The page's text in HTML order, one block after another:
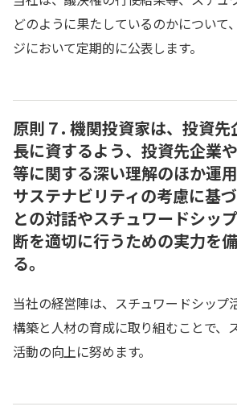
どのように果たしているのかについて
ジにおいて定期的に公表します。
原則７. 機関投資家は、投資
長に資するよう、投資先企業
等に関する深い理解のほか運
サステナビリティの考慮に基
との対話やスチュワードシッ
断を適切に行うための実力を
る。
当社の経営陣は、スチュワードシップ
構築と人材の育成に取り組むことで、
活動の向上に努めます。